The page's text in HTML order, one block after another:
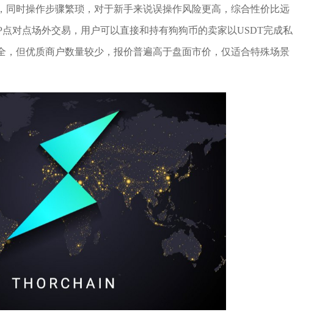
同时操作步骤繁琐，对于新手来说误操作风险更高，综合性价比远
对点场外交易，用户可以直接和持有狗狗币的卖家以USDT完成私
，但优质商户数量较少，报价普遍高于盘面市价，仅适合特殊场景